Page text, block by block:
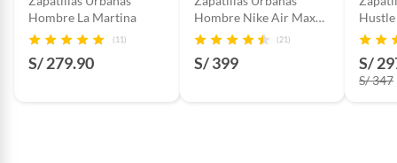
Hombre La Martina
(11)
S/ 279.90
Hombre Nike Air Max
Invifor
(21)
S/ 399
002
S/
S/ 347